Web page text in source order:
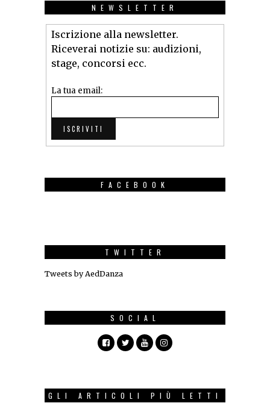
NEWSLETTER
Iscrizione alla newsletter.
Riceverai notizie su: audizioni,
stage, concorsi ecc.
La tua email:
FACEBOOK
TWITTER
Tweets by AedDanza
SOCIAL
GLI ARTICOLI PIÙ LETTI